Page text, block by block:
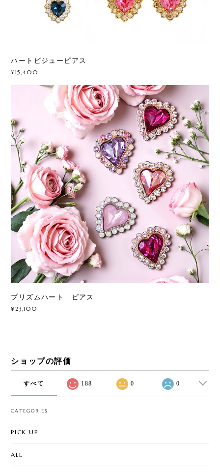
ハートビジューピアス
¥15,400
プリズムハート ピアス
¥23,100
ショップの評価
すべて 188 0 0
CATEGORIES
PICK UP
ALL